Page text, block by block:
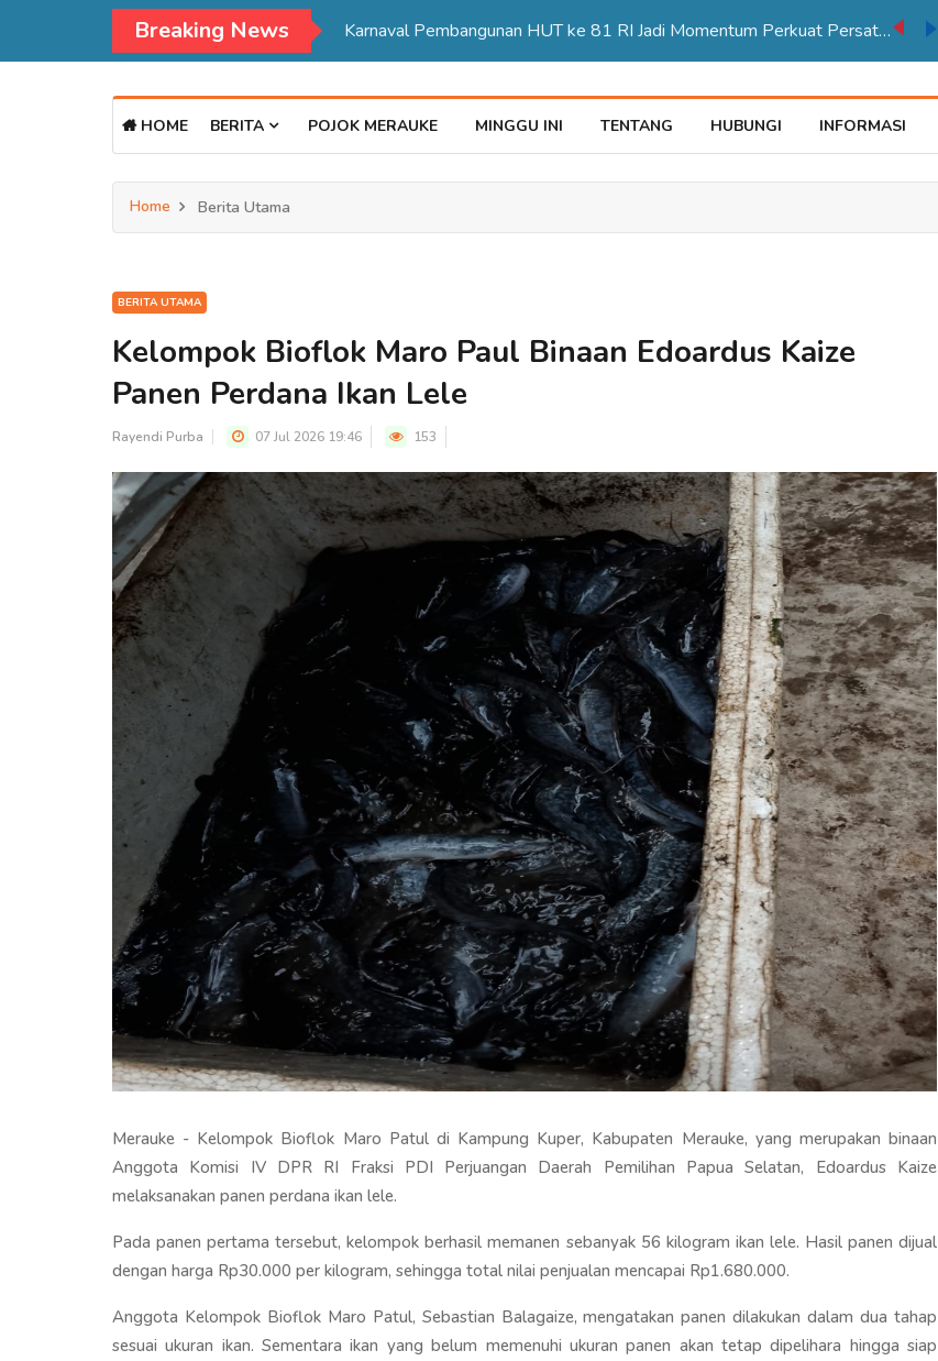
Breaking News Karnaval Pembangunan HUT ke 81 RI Jadi Momentum Perkuat Persatuan di Merauke
HOME BERITA POJOK MERAUKE MINGGU INI TENTANG HUBUNGI INFORMASI
Home Berita Utama
BERITA UTAMA
Kelompok Bioflok Maro Paul Binaan Edoardus Kaize
Panen Perdana Ikan Lele
Rayendi Purba 07 Jul 2026 19:46 153
Merauke - Kelompok Bioflok Maro Patul di Kampung Kuper, Kabupaten Merauke, yang merupakan binaan
Anggota Komisi IV DPR RI Fraksi PDI Perjuangan Daerah Pemilihan Papua Selatan, Edoardus Kaize
melaksanakan panen perdana ikan lele.
Pada panen pertama tersebut, kelompok berhasil memanen sebanyak 56 kilogram ikan lele. Hasil panen dijual
dengan harga Rp30.000 per kilogram, sehingga total nilai penjualan mencapai Rp1.680.000.
Anggota Kelompok Bioflok Maro Patul, Sebastian Balagaize, mengatakan panen dilakukan dalam dua tahap
sesuai ukuran ikan. Sementara ikan yang belum memenuhi ukuran panen akan tetap dipelihara hingga siap